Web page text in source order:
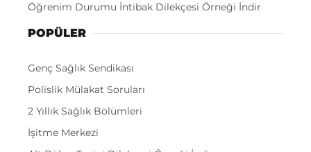
Öğrenim Durumu İntibak Dilekçesi Örneği İndir
POPÜLER
Genç Sağlık Sendikası
Polislik Mülakat Soruları
2 Yıllık Sağlık Bölümleri
İşitme Merkezi